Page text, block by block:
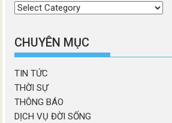
Chọn
mục
CHUYÊN MỤC
TIN TỨC
THỜI SỰ
THÔNG BÁO
DỊCH VỤ ĐỜI SỐNG